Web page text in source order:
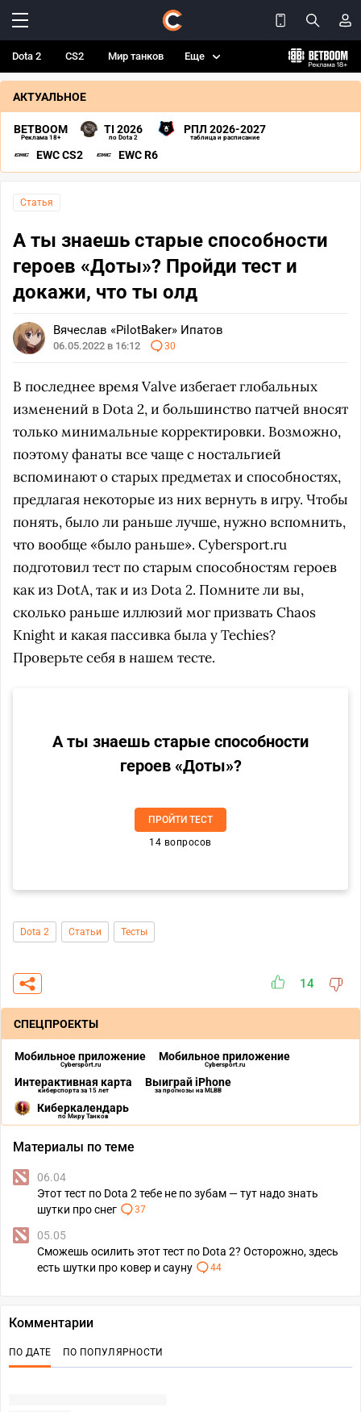
Dota 2 CS2 Мир танков Еще
АКТУАЛЬНОЕ
BETBOOM
Реклама 18+
TI 2026
по Dota 2
РПЛ 2026-2027
таблица и расписание
EWC CS2 EWC R6
Статья
А ты знаешь старые способности
героев «Доты»? Пройди тест и
докажи, что ты олд
Вячеслав «PilotBaker» Ипатов
06.05.2022 в 16:12 30
В последнее время Valve избегает глобальных
изменений в Dota 2, и большинство патчей вносят
только минимальные корректировки. Возможно,
поэтому фанаты все чаще с ностальгией
вспоминают о старых предметах и способностях,
предлагая некоторые из них вернуть в игру. Чтобы
понять, было ли раньше лучше, нужно вспомнить,
что вообще «было раньше». Cybersport.ru
подготовил тест по старым способностям героев
как из DotA, так и из Dota 2. Помните ли вы,
сколько раньше иллюзий мог призвать Chaos
Knight и какая пассивка была у Techies?
Проверьте себя в нашем тесте.
А ты знаешь старые способности
героев «Доты»?
ПРОЙТИ ТЕСТ
14 вопросов
Dota 2 Статьи Тесты
14
СПЕЦПРОЕКТЫ
Мобильное приложение
Cybersport.ru
Мобильное приложение
Cybersport.ru
Интерактивная карта
киберспорта за 15 лет
Выиграй iPhone
за прогнозы на MLBB
Киберкалендарь
по Миру Танков
Материалы по теме
06.04
Этот тест по Dota 2 тебе не по зубам — тут надо знать
шутки про снег
37
05.05
Сможешь осилить этот тест по Dota 2? Осторожно, здесь
есть шутки про ковер и сауну
44
Комментарии
ПО ДАТЕ ПО ПОПУЛЯРНОСТИ